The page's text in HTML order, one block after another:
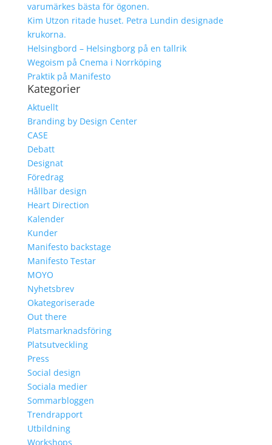
varumärkes bästa för ögonen.
Kim Utzon ritade huset. Petra Lundin designade
krukorna.
Helsingbord – Helsingborg på en tallrik
Wegoism på Cnema i Norrköping
Praktik på Manifesto
Kategorier
Aktuellt
Branding by Design Center
CASE
Debatt
Designat
Föredrag
Hållbar design
Heart Direction
Kalender
Kunder
Manifesto backstage
Manifesto Testar
MOYO
Nyhetsbrev
Okategoriserade
Out there
Platsmarknadsföring
Platsutveckling
Press
Social design
Sociala medier
Sommarbloggen
Trendrapport
Utbildning
Workshops